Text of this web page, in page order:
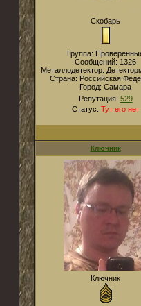
Скобарь
Группа:
Сообщений: 1326
Металлодетектор:
Страна: Российская
Город: Самара
Репутация: 529
Статус: Тут его нет
Ключник
Ключник